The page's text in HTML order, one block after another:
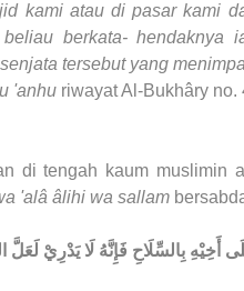
kami atau di pasar kami
berkata- hendaknya
tersebut yang
'anhuriwayat Al-Bukhâry no.
di tengah kaum muslimin
'alâ âlihi wa sallam
أَخِيْهِ بِالسِّلَاحِ فَإِنَّهُ لَا يَدْرِيْ